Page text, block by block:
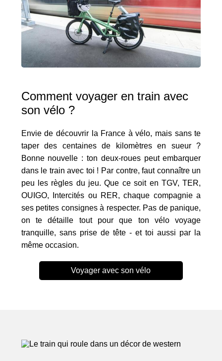
Comment voyager en train avec
son vélo ?
Envie de découvrir la France à vélo, mais sans te
taper des centaines de kilomètres en sueur ?
Bonne nouvelle : ton deux-roues peut embarquer
dans le train avec toi ! Par contre, faut connaître un
peu les règles du jeu. Que ce soit en TGV, TER,
OUIGO, Intercités ou RER, chaque compagnie a
ses petites consignes à respecter. Pas de panique,
on te détaille tout pour que ton vélo voyage
tranquille, sans prise de tête - et toi aussi par la
même occasion.
Voyager avec son vélo